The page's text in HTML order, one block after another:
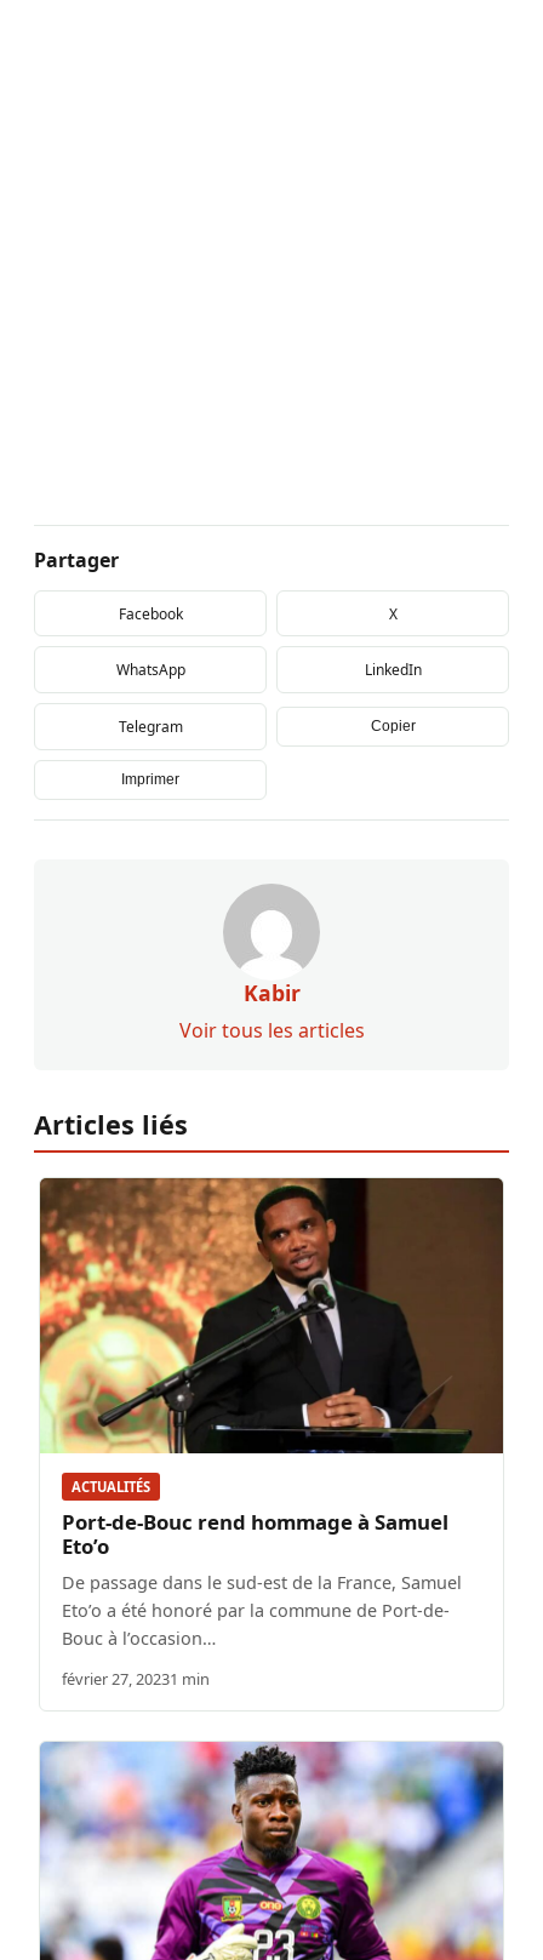
Partager
Facebook X
WhatsApp LinkedIn
Telegram Copier
Imprimer
Kabir
Voir tous les articles
Articles liés
ACTUALITÉS
Port-de-Bouc rend hommage à Samuel
Eto’o
De passage dans le sud-est de la France, Samuel
Eto’o a été honoré par la commune de Port-de-
Bouc à l’occasion…
février 27, 20231 min